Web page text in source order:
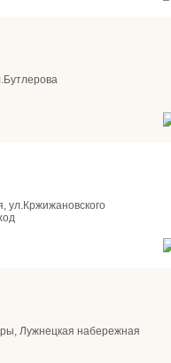
ул.Кржижановского
Лужнецкая набережная